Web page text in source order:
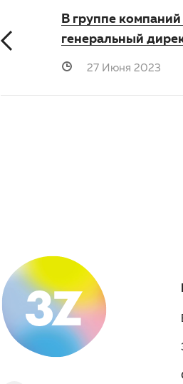
В группе
генеральный
27 Июня 2023